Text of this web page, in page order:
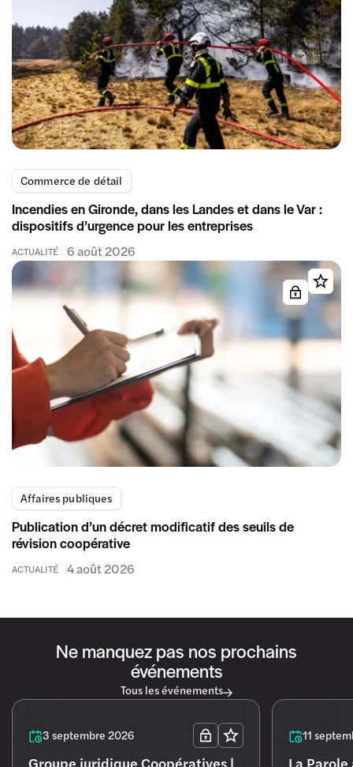
Commerce de détail
Incendies en Gironde, dans les Landes et dans le Var :
dispositifs d’urgence pour les entreprises
ACTUALITÉ 6 août 2026
Affaires publiques
Publication d’un décret modificatif des seuils de
révision coopérative
ACTUALITÉ 4 août 2026
Ne manquez pas nos prochains
événements
Tous les événements
3 septembre 2026
Groupe juridique Coopératives |
11
La